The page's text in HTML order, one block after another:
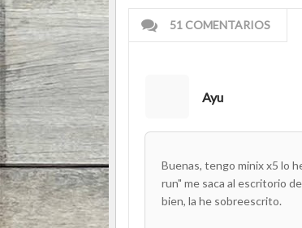
51 COMENTARIOS
Ayu
Buenas, tengo minix x5 lo
run" me saca al escritorio
bien, la he sobreescrito.